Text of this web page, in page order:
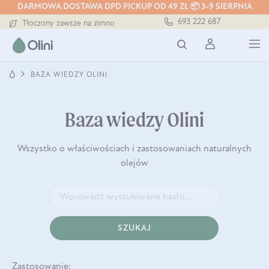
DARMOWA DOSTAWA DPD PICKUP OD 49 ZŁ 📦 3-9 SIERPNIA
Darmowa dostawa od 199 zł
Tłoczony zawsze na zimno
Darmowa dostawa od 199 zł
693 222 687
BAZA WIEDZY OLINI
Baza wiedzy Olini
Wszystko o właściwościach i zastosowaniach naturalnych
olejów
SZUKAJ
Zastosowanie: